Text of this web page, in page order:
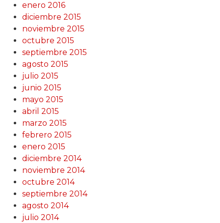
enero 2016
diciembre 2015
noviembre 2015
octubre 2015
septiembre 2015
agosto 2015
julio 2015
junio 2015
mayo 2015
abril 2015
marzo 2015
febrero 2015
enero 2015
diciembre 2014
noviembre 2014
octubre 2014
septiembre 2014
agosto 2014
julio 2014